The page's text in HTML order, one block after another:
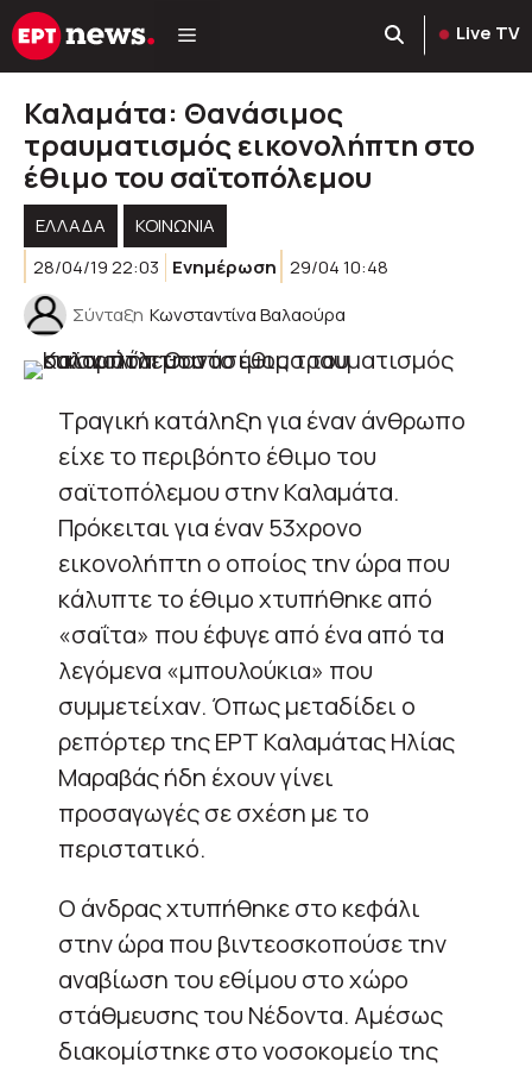
Μετάβαση
σε
Live TV
Καλαμάτα: Θανάσιμος
τραυματισμός εικονολήπτη στο
έθιμο του σαϊτοπόλεμου
ΕΛΛΑΔΑ
ΚΟΙΝΩΝΊΑ
28/04/19 22:03
Ενημέρωση 29/04 10:48
Σύνταξη Κωνσταντίνα Βαλαούρα
Τραγική κατάληξη για έναν άνθρωπο
είχε το περιβόητο έθιμο του
σαϊτοπόλεμου στην Καλαμάτα.
Πρόκειται για έναν 53χρονο
εικονολήπτη ο οποίος την ώρα που
κάλυπτε το έθιμο χτυπήθηκε από
«σαΐτα» που έφυγε από ένα από τα
λεγόμενα «μπουλούκια» που
συμμετείχαν. Όπως μεταδίδει ο
ρεπόρτερ της ΕΡΤ Καλαμάτας Ηλίας
Μαραβάς ήδη έχουν γίνει
προσαγωγές σε σχέση με το
περιστατικό.
Ο άνδρας χτυπήθηκε στο κεφάλι
στην ώρα που βιντεοσκοπούσε την
αναβίωση του εθίμου στο χώρο
στάθμευσης του Νέδοντα. Αμέσως
διακομίστηκε στο νοσοκομείο της